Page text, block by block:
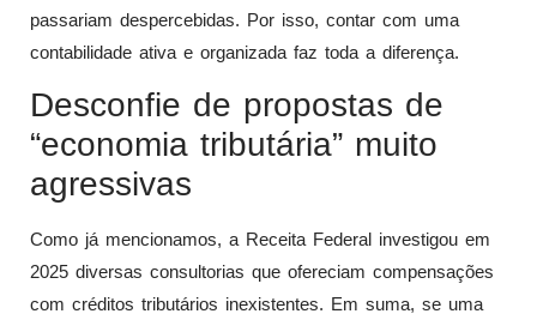
passariam despercebidas. Por isso, contar com uma
contabilidade ativa e organizada faz toda a diferença.
Desconfie de propostas de
“economia tributária” muito
agressivas
Como já mencionamos, a Receita Federal investigou em
2025 diversas consultorias que ofereciam compensações
com créditos tributários inexistentes. Em suma, se uma